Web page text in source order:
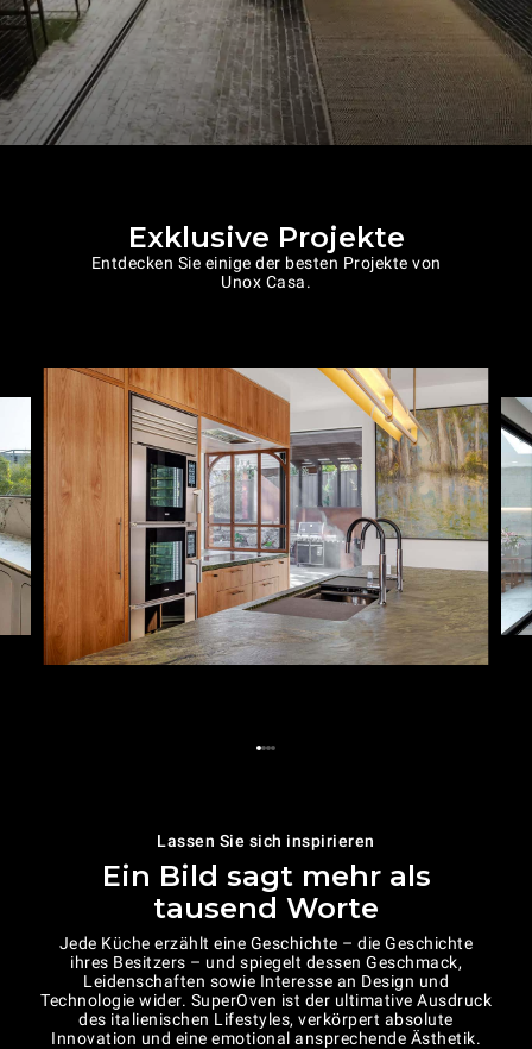
Exklusive Projekte
Entdecken Sie einige der besten Projekte von
Unox Casa.
Lassen Sie sich inspirieren
Ein Bild sagt mehr als
tausend Worte
Jede Küche erzählt eine Geschichte – die Geschichte
ihres Besitzers – und spiegelt dessen Geschmack,
Leidenschaften sowie Interesse an Design und
Technologie wider. SuperOven ist der ultimative Ausdruck
des italienischen Lifestyles, verkörpert absolute
Innovation und eine emotional ansprechende Ästhetik.